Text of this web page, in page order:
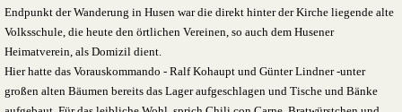
Endpunkt der Wanderung in Husen war die direkt hinter der Kirche liegende alte
Volksschule, die heute den örtlichen Vereinen, so auch dem Husener
Heimatverein, als Domizil dient.
Hier hatte das Vorauskommando - Ralf Kohaupt und Günter Lindner -unter
großen alten Bäumen bereits das Lager aufgeschlagen und Tische und Bänke